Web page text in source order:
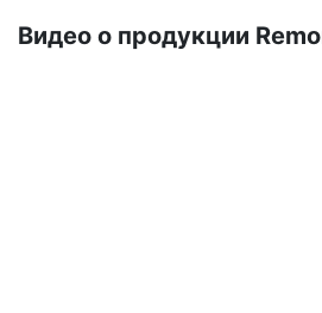
Ви­део о про­дук­ции